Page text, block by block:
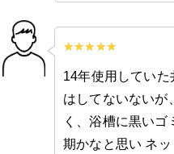
14年使用してい
はしてないないが
く、浴槽に黒い
期かなと思い ネ